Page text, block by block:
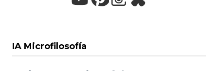
IA Microfilosofía